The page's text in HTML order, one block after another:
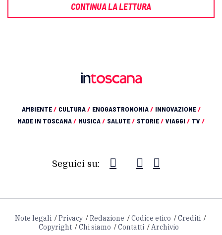
CONTINUA LA LETTURA
AMBIENTE/ CULTURA/ ENOGASTRONOMIA/ INNOVAZIONE/
MADE IN TOSCANA/ MUSICA/ SALUTE/ STORIE/ VIAGGI / TV /
Seguici su:
Note legali Privacy Redazione Codice etico
Crediti
Copyright
Chi siamo Contatti Archivio